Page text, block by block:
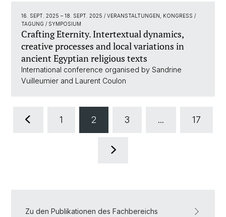
16. SEPT. 2025 – 18. SEPT. 2025 / VERANSTALTUNGEN, KONGRESS /
TAGUNG / SYMPOSIUM
Crafting Eternity. Intertextual dynamics,
creative processes and local variations in
ancient Egyptian religious texts
International conference organised by Sandrine
Vuilleumier and Laurent Coulon
1 2 3 ... 17
Zu den Publikationen des Fachbereichs